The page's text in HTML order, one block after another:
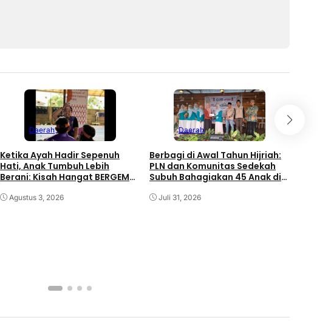
Daerah
Ketika Ayah Hadir Sepenuh
Hati, Anak Tumbuh Lebih
Berani: Kisah Hangat BERGEMA
Agustus 3, 2026
Daerah
Berbagi di Awal Tahun Hijriah:
PLN dan Komunitas Sedekah
Subuh Bahagiakan 45 Anak di
Juli 31, 2026